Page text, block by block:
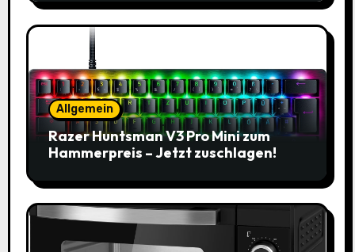
Allgemein
Razer Huntsman V3 Pro Mini zum
Hammerpreis – Jetzt zuschlagen!